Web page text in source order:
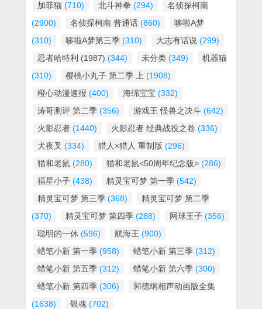
加菲猫 (710) 北斗神拳 (294)
名侦探柯南
(2900)
名侦探柯南 普通话 (860)
哆啦A梦
(310)
哆啦A梦第三季 (310) 大志有话说 (299)
忍者哈特利 (1987) (344) 未分类 (349)
机器猫
(310)
樱桃小丸子 第二季 上 (1908)
橙心动漫速报 (400) 海绵宝宝 (332)
涛哥测评 第二季 (356) 游戏王 怪兽之决斗 (642)
火影忍者 (1440) 火影忍者 经典战役之卷 (336)
犬夜叉 (334) 猎人×猎人 重制版 (296)
猫和老鼠 (280) 猫和老鼠<50周年纪念版> (286)
福星小子 (438) 精灵宝可梦 第一季 (542)
精灵宝可梦 第三季 (368)
精灵宝可梦 第二季
(370)
精灵宝可梦 第四季 (288) 网球王子 (356)
聪明的一休 (596) 航海王 (900)
蜡笔小新 第一季 (958) 蜡笔小新 第三季 (312)
蜡笔小新 第五季 (312) 蜡笔小新 第六季 (300)
蜡笔小新 第四季 (306)
郭德纲相声动画版全集
(1638)
银魂 (702)